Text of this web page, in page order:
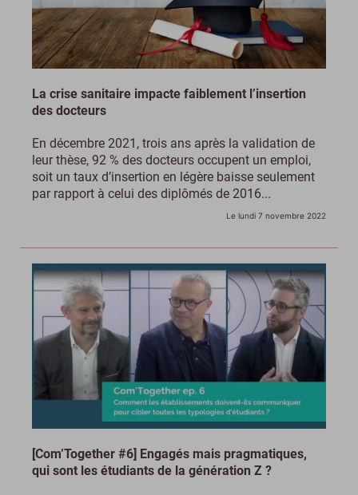
La crise sanitaire impacte faiblement l’insertion
des docteurs
En décembre 2021, trois ans après la validation de
leur thèse, 92 % des docteurs occupent un emploi,
soit un taux d’insertion en légère baisse seulement
par rapport à celui des diplômés de 2016...
Le lundi 7 novembre 2022
[Com’Together #6] Engagés mais pragmatiques,
qui sont les étudiants de la génération Z ?